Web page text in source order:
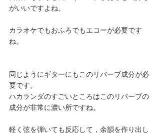
がいいですよね。
カラオケでもおふろでもエコーが必要です
ね。
同じようにギターにもこのリバーブ成分が必
要です。
ハカランダのすごいところはこのリバーブの
成分が非常に濃い所ですね。
軽く弦を弾いても反応して，余韻を作り出し